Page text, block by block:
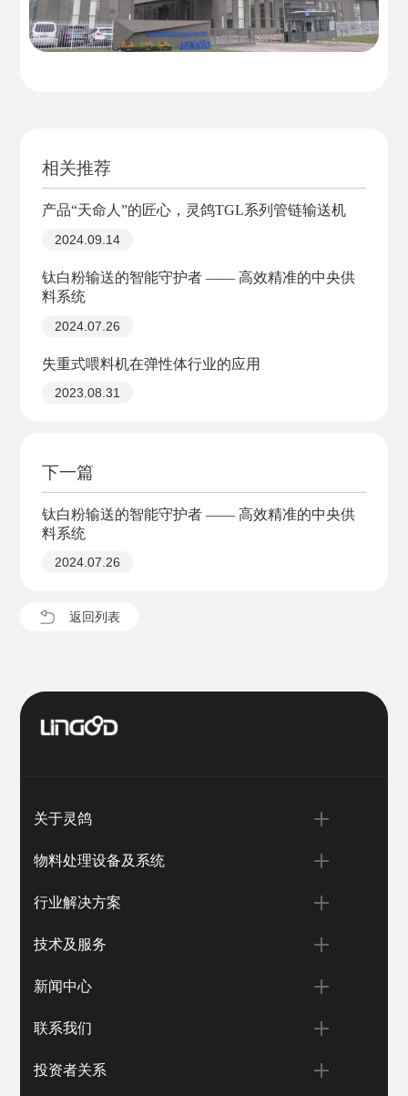
相关推荐
产品“天命人”的匠心，灵鸽TGL系列管链输送机
2024.09.14
钛白粉输送的智能守护者 —— 高效精准的中央供
料系统
2024.07.26
失重式喂料机在弹性体行业的应用
2023.08.31
下一篇
钛白粉输送的智能守护者 —— 高效精准的中央供
料系统
2024.07.26
返回列表
关于灵鸽
物料处理设备及系统
行业解决方案
技术及服务
新闻中心
联系我们
投资者关系